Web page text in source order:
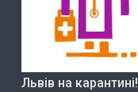
Львів на карантині!